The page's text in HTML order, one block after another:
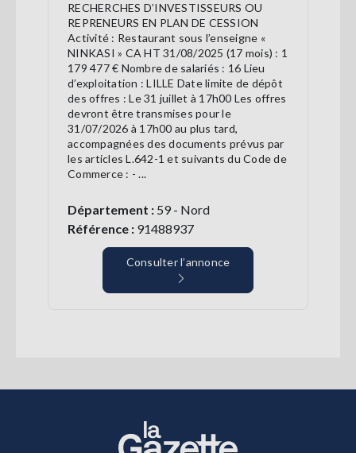
RECHERCHES D’INVESTISSEURS OU
REPRENEURS EN PLAN DE CESSION
Activité : Restaurant sous l’enseigne «
NINKASI » CA HT 31/08/2025 (17 mois) : 1
179 477 € Nombre de salariés : 16 Lieu
d’exploitation : LILLE Date limite de dépôt
des offres : Le 31 juillet à 17h00 Les offres
devront être transmises pour le
31/07/2026 à 17h00 au plus tard,
accompagnées des documents prévus par
les articles L.642-1 et suivants du Code de
Commerce : - ...
Département : 59 - Nord
Référence : 91488937
Consulter l’annonce